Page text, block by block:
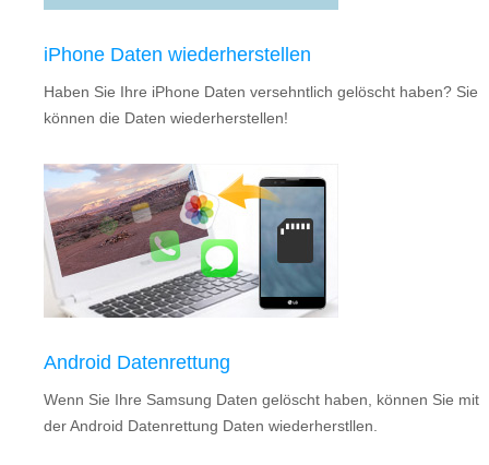
iPhone Daten wiederherstellen
Haben Sie Ihre iPhone Daten versehntlich gelöscht haben? Sie
können die Daten wiederherstellen!
Android Datenrettung
Wenn Sie Ihre Samsung Daten gelöscht haben, können Sie mit
der Android Datenrettung Daten wiederherstllen.